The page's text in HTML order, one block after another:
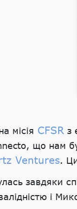
місія CFSR з
що нам
Ventures.
завдяки
і